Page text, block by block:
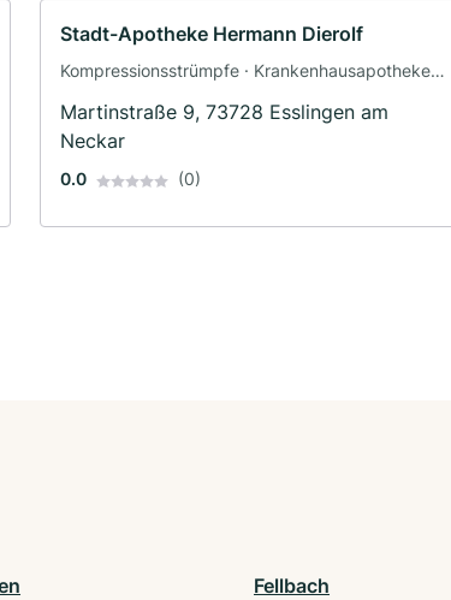
Stadt-Apotheke Hermann Dierolf
Kompressionsstrümpfe · Krankenhausapotheke ·
Martinstraße 9, 73728 Esslingen am
Neckar
0.0 (0)
Fellbach